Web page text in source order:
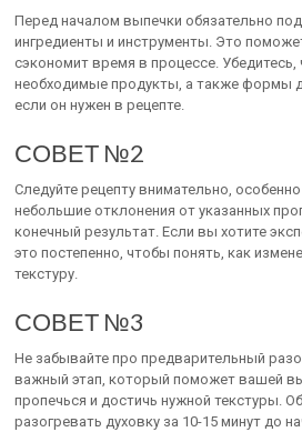
Перед началом выпечки обязательно
ингредиенты и инструменты. Это
сэкономит время в процессе. Убедитесь,
необходимые продукты, а также формы
если он нужен в рецепте.
СОВЕТ №2
Следуйте рецепту внимательно,
небольшие отклонения от указанных
конечный результат. Если вы хотите
это постепенно, чтобы понять, как
текстуру.
СОВЕТ №3
Не забывайте про предварительный
важный этап, который поможет вашей
пропечься и достичь нужной текстуры.
разогревать духовку за 10-15 минут до